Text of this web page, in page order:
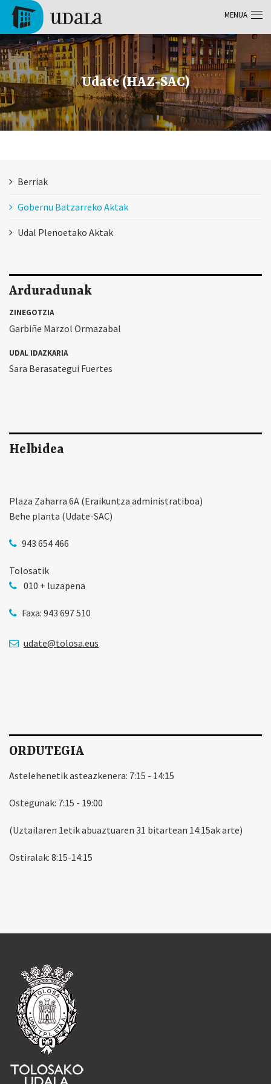
Skip to main content
Tolosa
Udate (HAZ-SAC)
Berriak
Gobernu Batzarreko Aktak
Udal Plenoetako Aktak
Arduradunak
ZINEGOTZIA
Garbiñe Marzol Ormazabal
UDAL IDAZKARIA
Sara Berasategui Fuertes
Helbidea
Plaza Zaharra 6A (Eraikuntza administratiboa)
Behe planta (Udate-SAC)
943 654 466
Tolosatik
010 + luzapena
Faxa: 943 697 510
udate@tolosa.eus
ORDUTEGIA
Astelehenetik asteazkenera: 7:15 - 14:15
Ostegunak: 7:15 - 19:00
(Uztailaren 1etik abuaztuaren 31 bitartean 14:15ak arte)
Ostiralak: 8:15-14:15
MENUA